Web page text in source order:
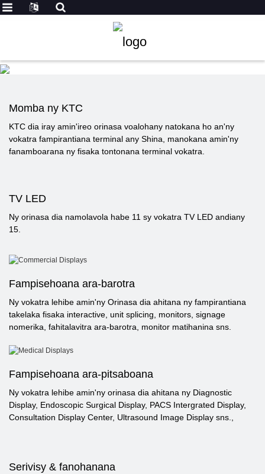
Momba ny KTC
KTC dia iray amin'ireo orinasa voalohany natokana ho an'ny
vokatra fampirantiana terminal any Shina, manokana amin'ny
fanamboarana ny fisaka tontonana terminal vokatra.
TV LED
Ny orinasa dia namolavola habe 11 sy vokatra TV LED andiany
15.
Fampisehoana ara-barotra
Ny vokatra lehibe amin'ny Orinasa dia ahitana ny fampirantiana
takelaka fisaka interactive, unit splicing, monitors, signage
nomerika, fahitalavitra ara-barotra, monitor matihanina sns.
Fampisehoana ara-pitsaboana
Ny vokatra lehibe amin'ny orinasa dia ahitana ny Diagnostic
Display, Endoscopic Surgical Display, PACS Intergrated Display,
Consultation Display Center, Ultrasound Image Display sns.,
Serivisy & fanohanana